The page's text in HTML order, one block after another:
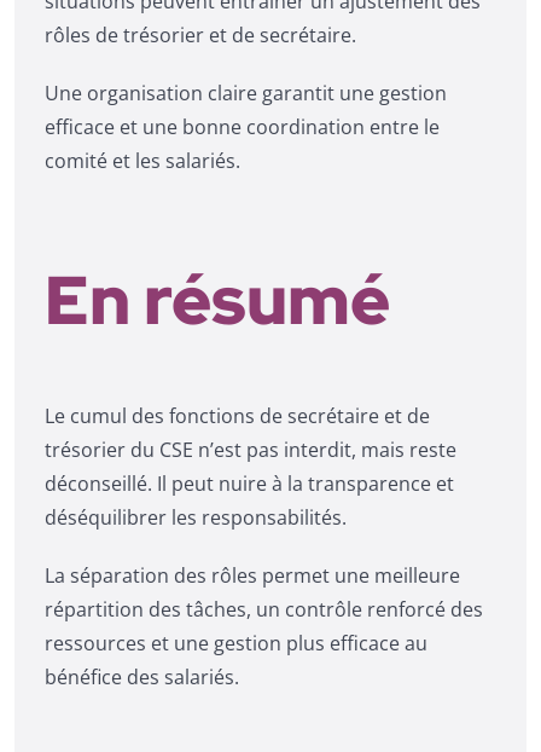
rôles de trésorier et de secrétaire.
Une organisation claire garantit une gestion
efficace et une bonne coordination entre le
comité et les salariés.
En résumé
Le cumul des fonctions de secrétaire et de
trésorier du CSE n’est pas interdit, mais reste
déconseillé. Il peut nuire à la transparence et
déséquilibrer les responsabilités.
La séparation des rôles permet une meilleure
répartition des tâches, un contrôle renforcé des
ressources et une gestion plus efficace au
bénéfice des salariés.